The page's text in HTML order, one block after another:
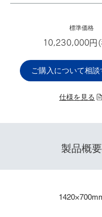
標準価格
10,230,000円(
ご購入について相談
仕様を見る
製品概要